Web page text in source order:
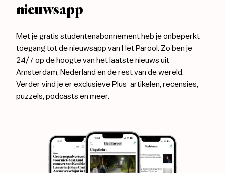
nieuwsapp
Met je gratis studentenabonnement heb je onbeperkt
toegang tot de nieuwsapp van Het Parool. Zo ben je
24/7 op de hoogte van het laatste nieuws uit
Amsterdam, Nederland en de rest van de wereld.
Verder vind je er exclusieve Plus-artikelen, recensies,
puzzels, podcasts en meer.